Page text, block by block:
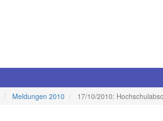
Meldungen 2010 17/10/2010: